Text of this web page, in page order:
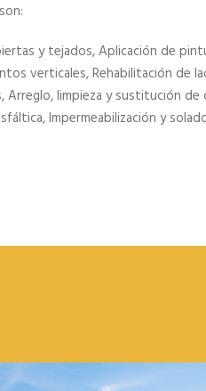
y tejados, Aplicación de
verticales, Rehabilitación de
limpieza y sustitución
Impermeabilización y